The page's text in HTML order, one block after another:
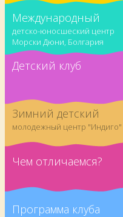
Международный
детско-юносшеский центр
Морски Дюни, Болгария
Детский клуб
Зимний детский
молодежный центр "Индиго"
Чем отличаемся?
Программа клуба